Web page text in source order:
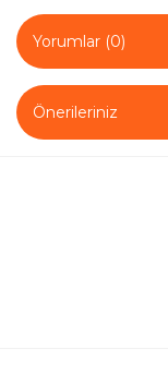
Yorumlar (0)
Önerileriniz